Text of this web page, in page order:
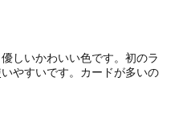
しいかわいい色です。初のラ
やすいです。カードが多いの